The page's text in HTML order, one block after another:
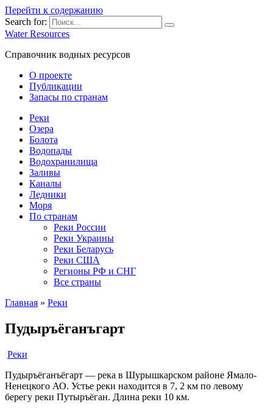
Перейти к содержанию
Search for:
Water Resources
Справочник водных ресурсов
О проекте
Публикации
Запасы по странам
Реки
Озера
Болота
Водопады
Водохранилища
Заливы
Каналы
Ледники
Моря
По странам
Реки России
Реки Украины
Реки Беларусь
Реки США
Регионы РФ и СНГ
Все страны
Главная » Реки
Пудыръёганъгарт
Реки
Пудыръёганъёгарт — река в Шурышкарском районе Ямало-
Ненецкого АО. Устье реки находится в 7, 2 км по левому
берегу реки Путыръёган. Длина реки 10 км.